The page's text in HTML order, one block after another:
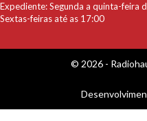
Expediente: Segunda a quinta-feira
Sextas-feiras até as 17:00
© 2026 -